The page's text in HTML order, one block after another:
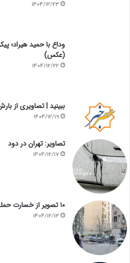
1404/12/23
وداع با حمید هیراد؛
(عکس)
1404/12/22
ببینید | تصاویری از
1404/12/19
تصاویر: تهران در دود
1404/12/17
۱۰ تصویر از خسارت حمله هوایی به خیابان‌های تهران
1404/12/13